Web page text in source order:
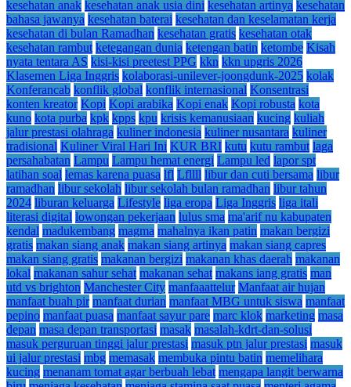
kesehatan anak kesehatan anak usia dini kesehatan artinya kesehatan
bahasa jawanya kesehatan baterai kesehatan dan keselamatan kerja
kesehatan di bulan Ramadhan kesehatan gratis kesehatan otak
kesehatan rambut ketegangan dunia ketengan batin ketombe Kisah
nyata tentara AS kisi-kisi preetest PPG kkn kkn upgris 2026
Klasemen Liga Inggris kolaborasi-unilever-joongdunk-2025 kolak
Konferancab konflik global konflik internasional Konsentrasi
konten kreator Kopi Kopi arabika Kopi enak Kopi robusta kota
kuno kota purba kpk kpps kpu krisis kemanusiaan kucing kuliah
jalur prestasi olahraga kuliner indonesia kuliner nusantara kuliner
tradisional Kuliner Viral Hari Ini KUR BRI kutu kutu rambut laga
persahabatan Lampu Lampu hemat energi Lampu led lapor spt
latihan soal lemas karena puasa lfl Lfllll libur dan cuti bersama libur
ramadhan libur sekolah libur sekolah bulan ramadhan libur tahun
2024 liburan keluarga Lifestyle liga eropa Liga Inggris liga itali
literasi digital lowongan pekerjaan lulus sma ma'arif nu kabupaten
kendal madukembang magma mahalnya ikan patin makan bergizi
gratis makan siang anak makan siang artinya makan siang capres
makan siang gratis makanan bergizi makanan khas daerah makanan
lokal makanan sahur sehat makanan sehat makans iang gratis man
utd vs brighton Manchester City manfaaattelur Manfaat air hujan
manfaat buah pir manfaat durian manfaat MBG untuk siswa manfaat
pepino manfaat puasa manfaat sayur pare marc klok marketing masa
depan masa depan transportasi masak masalah-kdrt-dan-solusi
masuk perguruan tinggi jalur prestasi masuk ptn jalur prestasi masuk
ui jalur prestasi mbg memasak membuka pintu batin memelihara
kucing menanam tomat agar berbuah lebat mengapa langit berwarna